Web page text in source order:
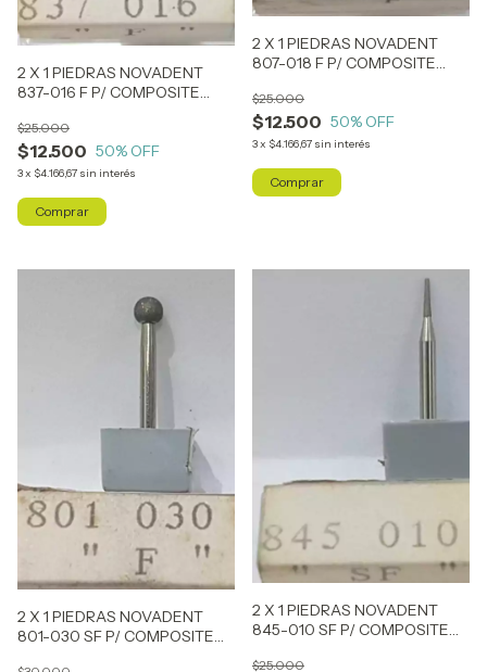
2 X 1 PIEDRAS NOVADENT
837-016 F P/ COMPOSITE
$12.500
$25.000
50% OFF
3x $4.166,67 sin interés
2 X 1 PIEDRAS NOVADENT
807-018 F P/ COMPOSITE
$12.500
$25.000
50% OFF
3x $4.166,67 sin interés
2 X 1 PIEDRAS NOVADENT
801-030 SF P/ COMPOSITE
2 X 1 PIEDRAS NOVADENT
845-010 SF P/ COMPOSITE
$25.000